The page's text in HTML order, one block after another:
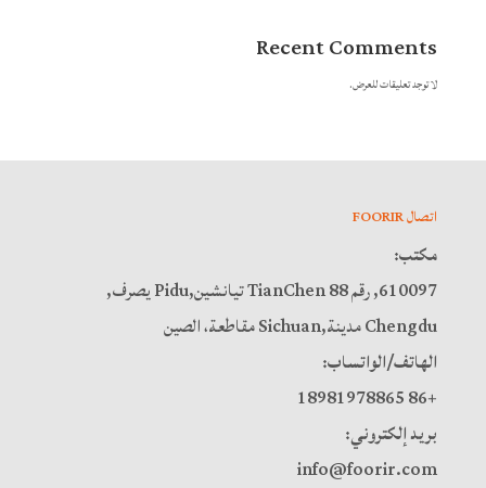
Recent Comments
لا توجد تعليقات للعرض.
اتصال FOORIR
مكتب:
610097, رقم 88 TianChen تيانشين,Pidu يصرف,
Chengdu مدينة,Sichuan مقاطعة، الصين
الهاتف/الواتساب:
+86 18981978865
بريد إلكتروني:
info@foorir.com